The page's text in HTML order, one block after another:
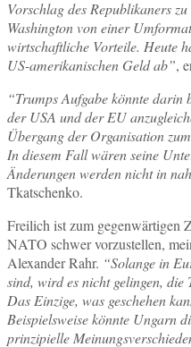
Vorschlag des Republikaners
Washington von einer
wirtschaftliche Vorteile. Heute
US-amerikanischen Geld ab”,
“Trumps Aufgabe könnte darin
der USA und der EU
Übergang der Organisation
In diesem Fall wären seine
Änderungen werden nicht in
Tkatschenko.
Freilich ist zum gegenwärtigen
NATO schwer vorzustellen,
Alexander Rahr. “Solange in
sind, wird es nicht gelingen, die
Das Einzige, was geschehen
Beispielsweise könnte Ungarn
prinzipielle